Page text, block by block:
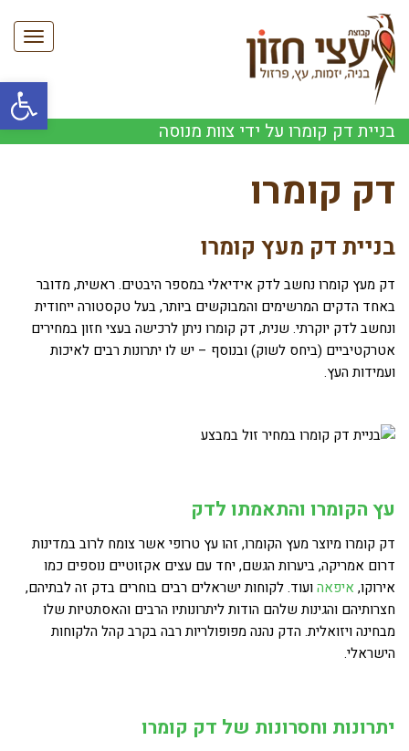
פתח
בניית דק קומרו על ידי צוות מנוסה
דק קומרו
בניית דק מעץ קומרו
דק מעץ קומרו נחשב לדק אידיאלי במספר היבטים. ראשית, מדובר
באחד הדקים המרשימים והמבוקשים ביותר, בעל טקסטורה ייחודית
ונחשב לדק יוקרתי. שנית, דק קומרו ניתן לרכישה בעצי חזון במחירים
אטרקטיביים (ביחס לשוק) ובנוסף – יש לו יתרונות רבים לאיכות
ועמידות העץ.
עץ הקומרו והתאמתו לדק
דק קומרו מיוצר מעץ הקומרו, זהו עץ טרופי אשר צומח לרוב במדינות
דרום אמריקה, ביערות הגשם, יחד עם עצים אקזוטיים נוספים כמו
אירוקו, איפאהועוד. לקוחות ישראלים רבים בוחרים בדק זה לבתיהם,
חצרותיהם והגינות שלהם הודות ליתרונותיו הרבים והאסתטיות שלו
מבחינה ויזואלית. הדק נהנה מפופולריות רבה בקרב קהל הלקוחות
הישראלי.
יתרונות וחסרונות של דק קומרו